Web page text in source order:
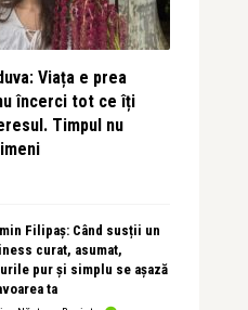
Viața e prea
încerci tot ce îți
Timpul nu
Filipaș: Când susții un
curat, asumat,
pur și simplu se așază
ta